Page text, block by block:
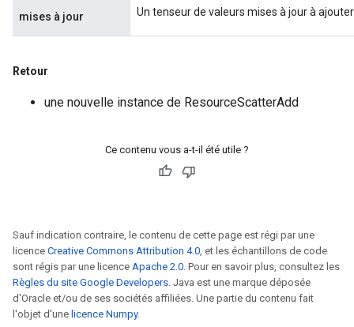
mises à jour Un tenseur de valeurs mises à jour à
Retour
une nouvelle instance de ResourceScatterAdd
Ce contenu vous a-t-il été utile ?
Sauf indication contraire, le contenu de cette page est régi par une
licence Creative Commons Attribution 4.0, et les échantillons de code
sont régis par une licence Apache 2.0. Pour en savoir plus, consultez les
Règles du site Google Developers. Java est une marque déposée
d'Oracle et/ou de ses sociétés affiliées. Une partie du contenu fait
l'objet d'une licence Numpy.